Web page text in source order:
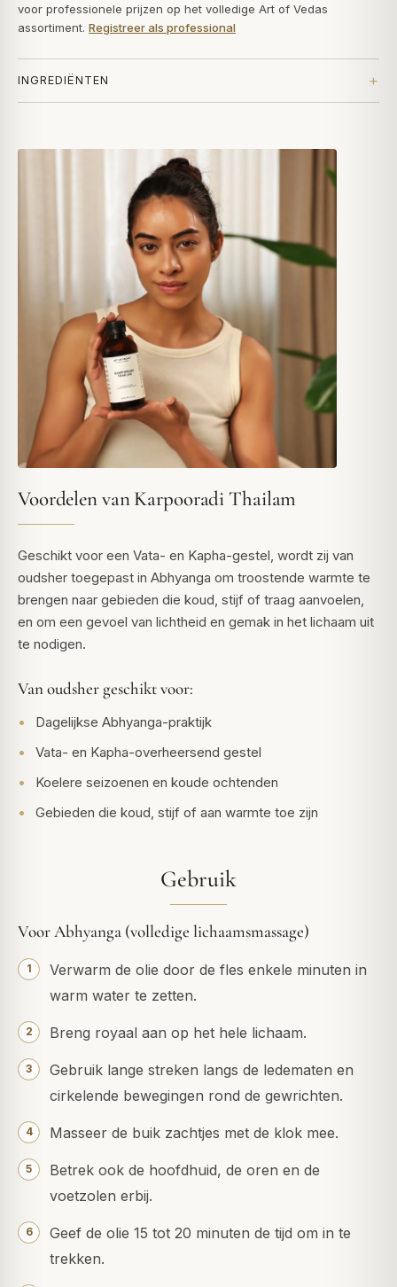
voor professionele prijzen op het volledige Art of Vedas
assortiment. Registreer als professional
INGREDIËNTEN
Voordelen van Karpooradi Thailam
Geschikt voor een Vata- en Kapha-gestel, wordt zij van
oudsher toegepast in Abhyanga om troostende warmte te
brengen naar gebieden die koud, stijf of traag aanvoelen,
en om een gevoel van lichtheid en gemak in het lichaam uit
te nodigen.
Van oudsher geschikt voor:
Dagelijkse Abhyanga-praktijk
Vata- en Kapha-overheersend gestel
Koelere seizoenen en koude ochtenden
Gebieden die koud, stijf of aan warmte toe zijn
Gebruik
Voor Abhyanga (volledige lichaamsmassage)
Verwarm de olie door de fles enkele minuten in
warm water te zetten.
Breng royaal aan op het hele lichaam.
Gebruik lange streken langs de ledematen en
cirkelende bewegingen rond de gewrichten.
Masseer de buik zachtjes met de klok mee.
Betrek ook de hoofdhuid, de oren en de
voetzolen erbij.
Geef de olie 15 tot 20 minuten de tijd om in te
trekken.